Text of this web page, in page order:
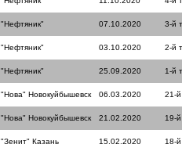
"Нефтяник" 07.10.2020 3-й
"Нефтяник" 03.10.2020 2-й
"Нефтяник" 25.09.2020 1-й
"Нова" Новокуйбышевск 06.03.2020 21-й
"Нова" Новокуйбышевск 21.02.2020 19-
"Зенит" Казань 15.02.2020 18-